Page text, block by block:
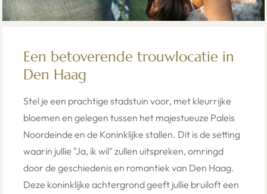
Een betoverende trouwlocatie in
Den Haag
Stel je een prachtige stadstuin voor, met kleurrijke
bloemen en gelegen tussen het majestueuze Paleis
Noordeinde en de Koninklijke stallen. Dit is de setting
waarin jullie "Ja, ik wil" zullen uitspreken, omringd
door de geschiedenis en romantiek van Den Haag.
Deze koninklijke achtergrond geeft jullie bruiloft een